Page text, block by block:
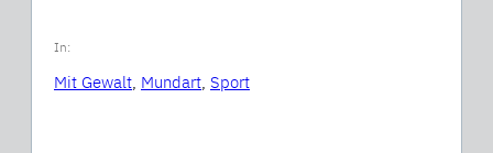
In:
Mit Gewalt, Mundart, Sport